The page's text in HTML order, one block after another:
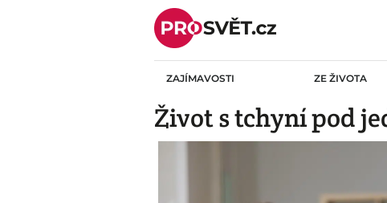
Skip
content
ZAJÍMAVOSTI ZE ŽIVOTA
Život s tchyní pod